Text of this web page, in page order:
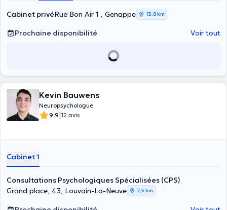
Cabinet privéRue Bon Air 1 , Genappe 13,8 km
Prochaine disponibilité Voir tout
Kevin Bauwens
Neuropsychologue
9.9|12 avis
Cabinet 1
Consultations Psychologiques Spécialisées (CPS)
Grand place, 43, Louvain-La-Neuve
7,5 km